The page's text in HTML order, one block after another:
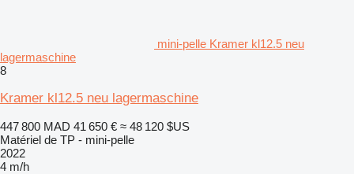
mini-pelle Kramer kl12.5 neu
lagermaschine
8
Kramer kl12.5 neu lagermaschine
447 800 MAD 41 650 € ≈ 48 120 $US
Matériel de TP - mini-pelle
2022
4 m/h